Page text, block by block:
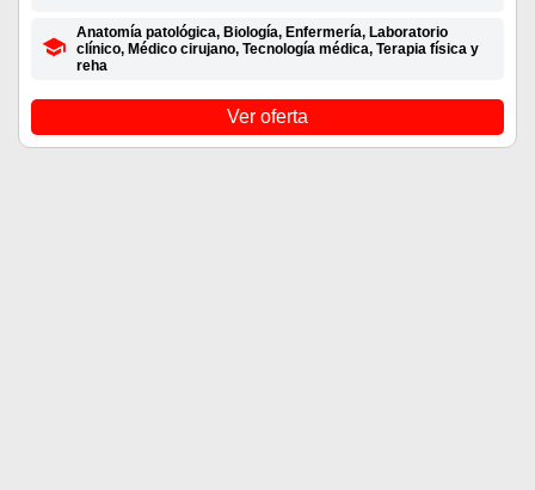
Anatomía patológica, Biología, Enfermería, Laboratorio
clínico, Médico cirujano, Tecnología médica, Terapia física y
reha
Ver oferta